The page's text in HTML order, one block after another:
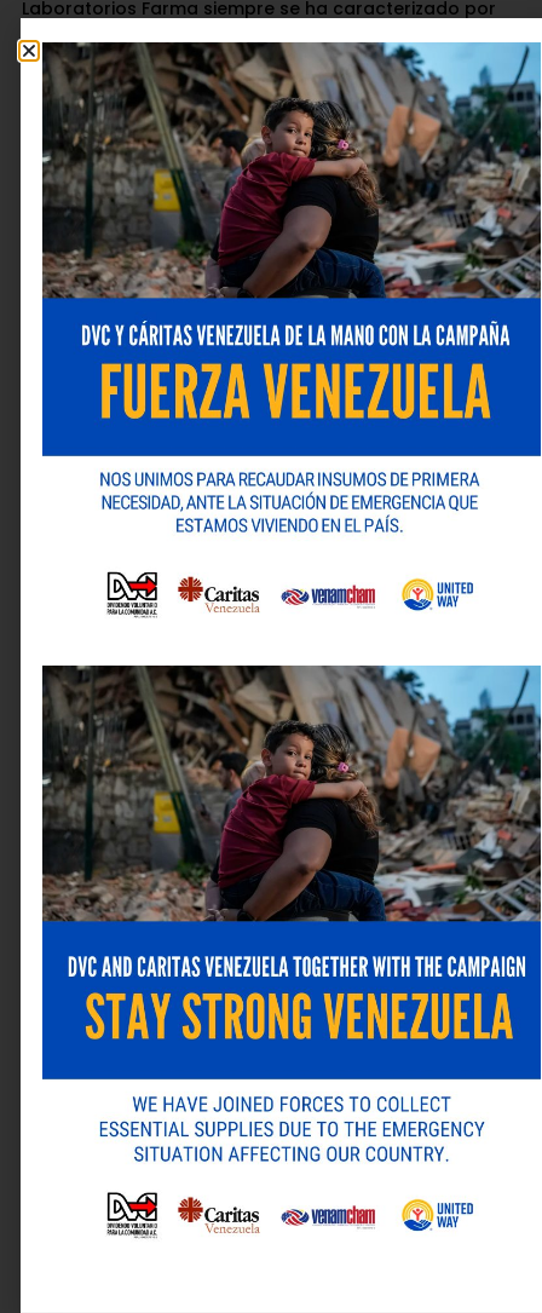
Laboratorios Farma siempre se ha caracterizado por
propósito de beneficiar continuamente a la población
y al ambiente a través de sus acciones de
Responsabilidad Social Empresarial. Si quieres conocer
más detalles de sus novedades y productos visita la
página webwww.laboratoriosfarma.como síguelos
por sus redes sociales: Instagram:
Laboratoriosfarma | Facebook:Laboratorios Farma|
@LabFarma_ve | LinkedIn: Laboratorios Farma
| YouTube:Laboratorios Farma.
¡Laboratorios Farma, cuidándote muy de cerca!
Deja una respuesta
Tu dirección de correo electrónico no será publicada.
Los campos obligatorios están marcados con *
Comentario*
Nombre*
Correo electrónico*
Guarda mi nombre, correo electrónico y web en este
navegador para la próxima vez que comente.
Alternative:
ANTERIOR
Diplomado en SupplyChainManagement (SCM)
SIGUIENTE
Últimos días para inscribirse en el Programa de Formación de Microempresarios Banesco